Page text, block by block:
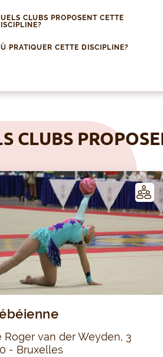
CLUBS PROPOSENT CETTE
PRATIQUER CETTE DISCIPLINE?
CLUBS
C
LUB
Roger van der Weyden, 3
- Bruxelles